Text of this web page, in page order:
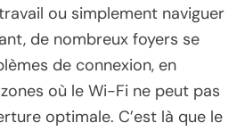
ou simplement naviguer
de nombreux foyers se
de connexion, en
où le Wi-Fi ne peut pas
optimale. C’est là que le